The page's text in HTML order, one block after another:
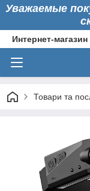
Уважаемые
Интернет-
Товари та